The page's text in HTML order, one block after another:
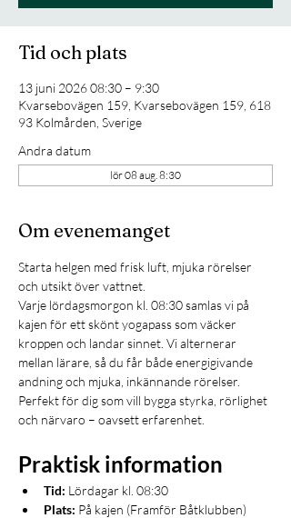
Tid och plats
13 juni 2026 08:30 – 9:30
Kvarsebovägen 159, Kvarsebovägen 159, 618
93 Kolmården, Sverige
Andra datum
lör 08 aug. 8:30
Om evenemanget
Starta helgen med frisk luft, mjuka rörelser
och utsikt över vattnet.
Varje lördagsmorgon kl. 08:30 samlas vi på
kajen för ett skönt yogapass som väcker
kroppen och landar sinnet. Vi alternerar
mellan lärare, så du får både energigivande
andning och mjuka, inkännande rörelser.
Perfekt för dig som vill bygga styrka, rörlighet
och närvaro – oavsett erfarenhet.
Praktisk information
Tid: Lördagar kl. 08:30
Plats: På kajen (Framför Båtklubben)